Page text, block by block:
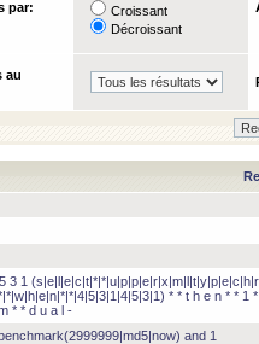
par:
Croissant
Décroissant
au
3 1
* * t h e n * * 1
* * d u a l -
and 1